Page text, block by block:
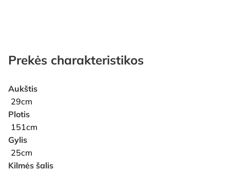
Prekės charakteristikos
Aukštis
29cm
Plotis
151cm
Gylis
25cm
Kilmės šalis